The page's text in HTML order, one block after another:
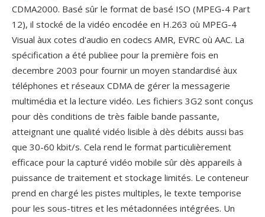
CDMA2000. Basé sûr le format de basé ISO (MPEG-4 Part
12), il stocké de la vidéo encodée en H.263 où MPEG-4
Visual àux cotes d'audio en codecs AMR, EVRC où AAC. La
spécification a été publiee pour la première fois en
decembre 2003 pour fournir un moyen standardisé àux
téléphones et réseaux CDMA de gérer la messagerie
multimédia et la lecture vidéo. Les fichiers 3G2 sont conçus
pour dès conditions de très faible bande passante,
atteignant une qualité vidéo lisible à dès débits aussi bas
que 30-60 kbit/s. Cela rend le format particulièrement
efficace pour la capturé vidéo mobile sûr dès appareils à
puissance de traitement et stockage limités. Le conteneur
prend en chargé les pistes multiples, le texte temporise
pour les sous-titres et les métadonnées intégrées. Un